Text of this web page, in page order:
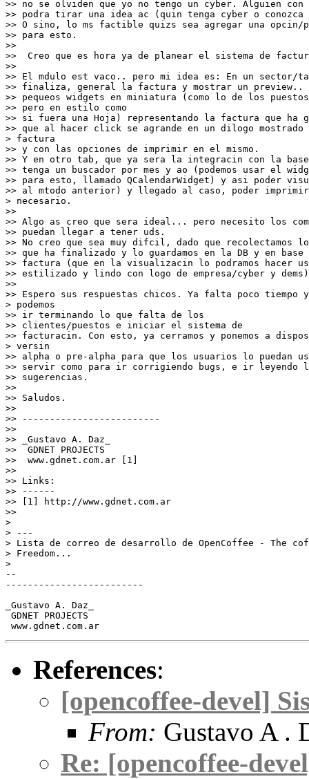
>> no se olviden que yo no tengo un cyber. Alguien con
>> podra tirar una idea ac (quin tenga cyber o
>> O sino, lo ms factible quizs sea agregar una opcin/
>> para esto.
>>
>>  Creo que es hora ya de planear el sistema de
>>
>> El mdulo est vaco.. pero mi idea es: En un sector/
>> finaliza, general la factura y mostrar un preview.. o
>> pequeos widgets en miniatura (como lo de los
>> pero en estilo como
>> si fuera una Hoja) representando la factura que ha
>> que al hacer click se agrande en un dilogo
> factura
>> y con las opciones de imprimir en el mismo.
>> Y en otro tab, que ya sera la integracin con la base
>> tenga un buscador por mes y ao (podemos usar el
>> para esto, llamado QCalendarWidget) y asi poder
>> al mtodo anterior) y llegado al caso, poder
> necesario.
>>
>> Algo as creo que sera ideal... pero necesito los
>> puedan llegar a tener uds.
>> No creo que sea muy difcil, dado que recolectamos
>> que ha finalizado y lo guardamos en la DB y en base
>> factura (que en la visualizacin lo podramos hacer
>> estilizado y lindo con logo de empresa/cyber y
>>
>> Espero sus respuestas chicos. Ya falta poco tiempo
> podemos
>> ir terminando lo que falta de los
>> clientes/puestos e iniciar el sistema de
>> facturacin. Con esto, ya cerramos y ponemos a
> versin
>> alpha o pre-alpha para que los usuarios lo puedan
>> servir como para ir corrigiendo bugs, e ir leyendo
>> sugerencias.
>>
>> Saludos.
>>
>> -------------------------
>>
>> _Gustavo A. Daz_
>>  GDNET PROJECTS
>>  www.gdnet.com.ar [1]
>>
>> Links:
>> ------
>> [1] http://www.gdnet.com.ar
>>
>
> ---
> Lista de correo de desarrollo de OpenCoffee - The
> Freedom...
>
--
-------------------------
_Gustavo A. Daz_
GDNET PROJECTS
www.gdnet.com.ar
References:
[opencoffee-devel]
From: Gustavo A .
Re: [opencoffee-